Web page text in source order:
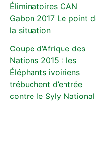
Éliminatoires CAN
Gabon 2017 Le point
la situation
Coupe d’Afrique des
Nations 2015 : les
Éléphants ivoiriens
trébuchent d’entrée
contre le Syly National